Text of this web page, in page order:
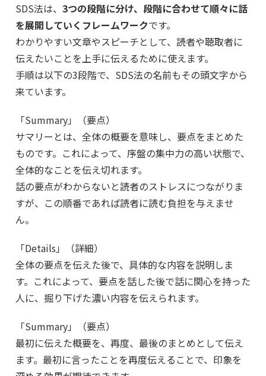
SDS法は、 3つの段階に分け、段階に合わせて順々に話
を展開していくフレームワークです。
わかりやすい文章やスピーチとして、読者や聴取者に
伝えたいことを上手に伝えるために使えます。
手順は以下の3段階で、SDS法の名前もその頭文字から
来ています。
「Summary」（要点）
サマリーとは、全体の概要を意味し、要点をまとめた
ものです。これによって、序盤の集中力の高い状態で、
全体的なことを伝え切れます。
話の要点がわからないと読者のストレスにつながりま
すが、この順番であれば読者に読む負担を与えませ
ん。
「Details」（詳細）
全体の要点を伝えた後で、具体的な内容を説明しま
す。これによって、要点を話した後で話に関心を持った
人に、掘り下げた濃い内容を伝えられます。
「Summary」（要点）
最初に伝えた概要を、再度、最後のまとめとして伝え
ます。最初に言ったことを再度伝えることで、印象を